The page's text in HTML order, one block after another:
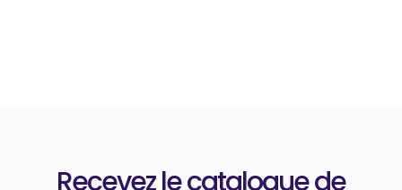
Recevez le catalogue de